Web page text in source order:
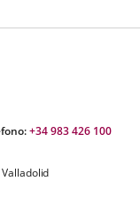
+34 983 426 100